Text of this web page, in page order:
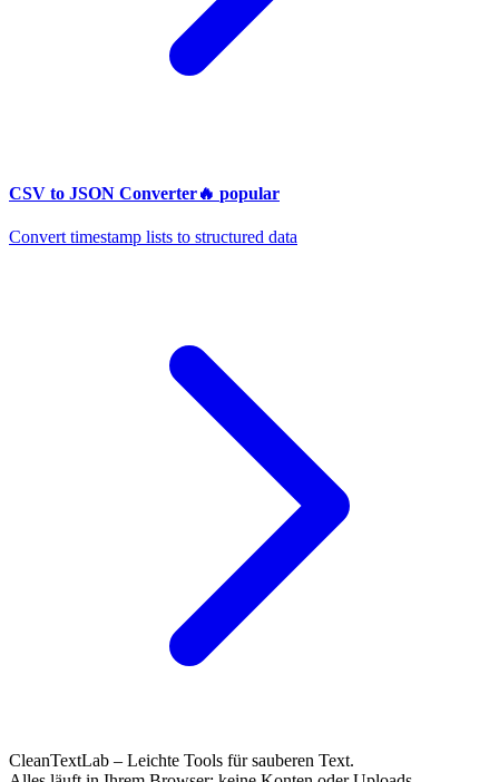
CSV to JSON Converter🔥 popular
Convert timestamp lists to structured data
CleanTextLab – Leichte Tools für sauberen Text.